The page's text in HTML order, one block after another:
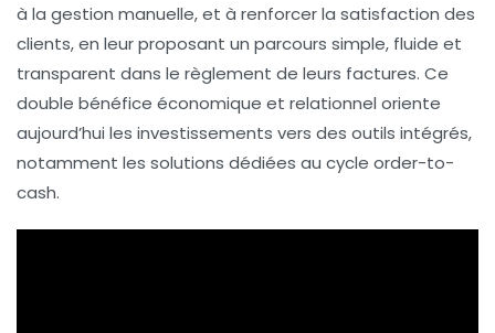
à la gestion manuelle, et à renforcer la satisfaction des
clients, en leur proposant un parcours simple, fluide et
transparent dans le règlement de leurs factures. Ce
double bénéfice économique et relationnel oriente
aujourd’hui les investissements vers des outils intégrés,
notamment les solutions dédiées au cycle order-to-
cash.